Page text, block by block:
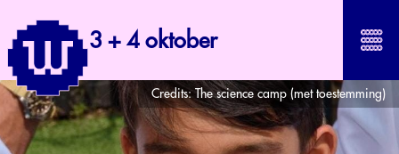
3 + 4 oktober
Credits:The science camp (met toestemming)